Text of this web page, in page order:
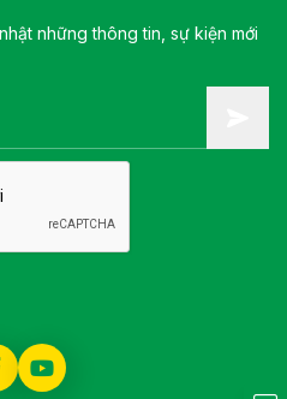
những thông tin, sự kiện mới